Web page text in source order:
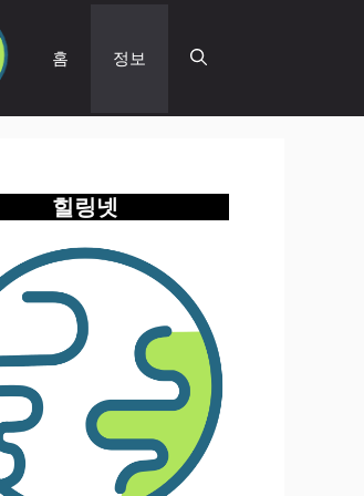
홈 정보
힐링넷